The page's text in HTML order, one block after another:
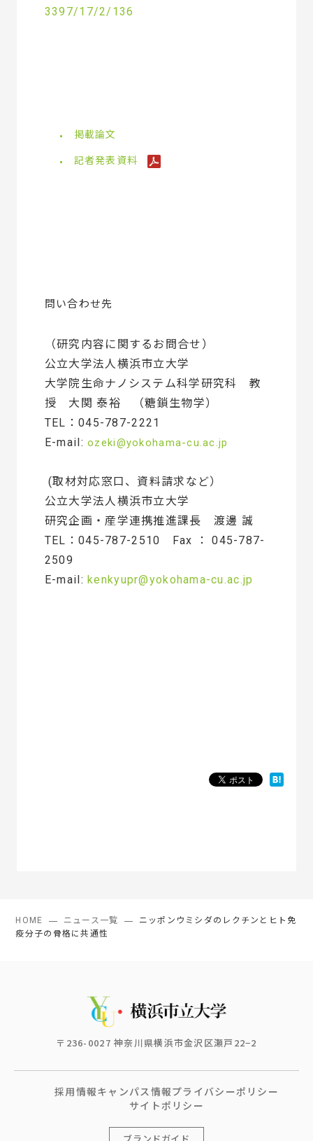
3397/17/2/136
掲載論文
記者発表資料
問い合わせ先
（研究内容に関するお問合せ）
公立大学法人横浜市立大学
大学院生命ナノシステム科学研究科 教
授 大関 泰裕 （糖鎖生物学）
TEL：045-787-2221
E-mail:ozeki@yokohama-cu.ac.jp
(取材対応窓口、資料請求など）
公立大学法人横浜市立大学
研究企画・産学連携推進課長 渡邊 誠
TEL：045-787-2510 Fax ： 045-787-
2509
E-mail: kenkyupr@yokohama-cu.ac.jp
HOME ニュース一覧
ニッポンウミシダのレクチンとヒト免
疫分子の骨格に共通性
〒236-0027 神奈川県横浜市金沢区瀬戸22−2
採用情報キャンパス情報プライバシーポリシー
サイトポリシー